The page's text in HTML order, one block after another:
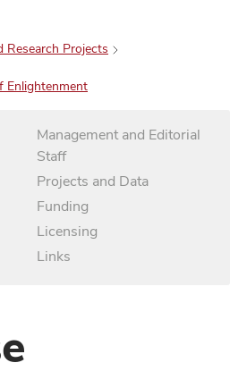
Research Projects
Enlightenment
Management and Editorial
Staff
Projects and Data
Funding
Licensing
Links